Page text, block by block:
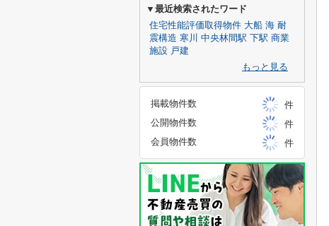
▼最近検索されたワード
住宅性能評価取得物件 大船 海 耐
震構造 寒川 中央林間駅 下駅 商業
施設 戸建
もっと見る
掲載物件数
件
公開物件数
件
会員物件数
件